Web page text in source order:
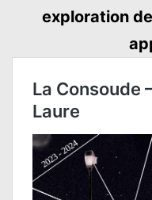
exploration